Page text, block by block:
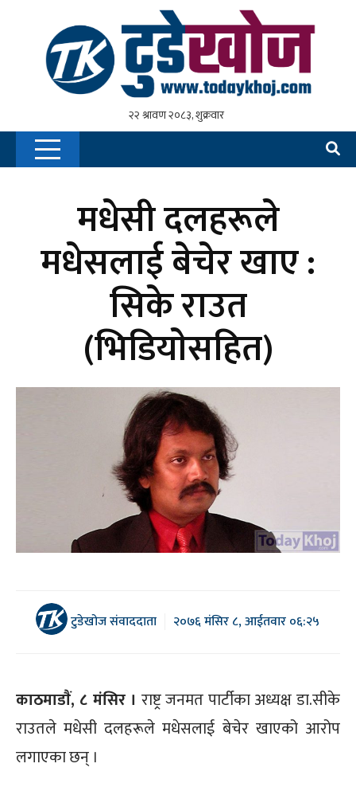
मधेसी दलहरूले
मधेसलाई बेचेर खाए :
सिके राउत
(भिडियाेसहित)
टुडेखोज संवाददाता २०७६ मंसिर ८, आईतवार ०६:२५
काठमाडाैं, ८ मंसिर । राष्ट्र जनमत पार्टीका अध्यक्ष डा.सीके
राउतले मधेसी दलहरूले मधेसलाई बेचेर खाएको आरोप
लगाएका छन् ।